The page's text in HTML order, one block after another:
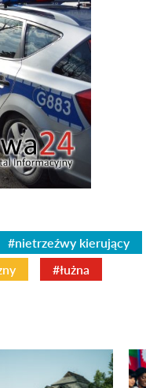
#nietrzeźwy kierujący
#łużna